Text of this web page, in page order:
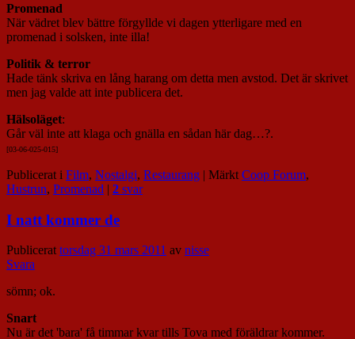
Promenad
När vädret blev bättre förgyllde vi dagen ytterligare med en
promenad i solsken, inte illa!
Politik & terror
Hade tänk skriva en lång harang om detta men avstod. Det är skrivet
men jag valde att inte publicera det.
Hälsoläget:
Går väl inte att klaga och gnälla en sådan här dag…?.
[03-06-025-015]
Publicerat i Film, Nostalgi, Restaurang | Märkt Coop Forum,
Hustrun, Promenad | 2 svar
I natt kommer de
Publicerattorsdag 31 mars 2011 av nisse
Svara
sömn; ok.
Snart
Nu är det 'bara' få timmar kvar tills Tova med föräldrar kommer.